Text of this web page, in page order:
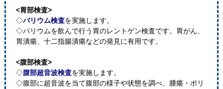
<胃部検査>
◇バリウム検査を実施します。
◇バリウムを飲んで行う胃のレントゲン検査です。胃がん、
胃潰瘍、十二指腸潰瘍などの発見に有用です。
<腹部検査>
◇腹部超音波検査を実施します。
◇腹部に超音波を当て腹部の様子や状態を調べ、腫瘍・ポリ